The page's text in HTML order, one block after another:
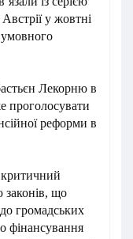
у жовтні
умовного
Лекорню в
проголосувати
реформи в
критичний
законів, що
громадських
фінансування